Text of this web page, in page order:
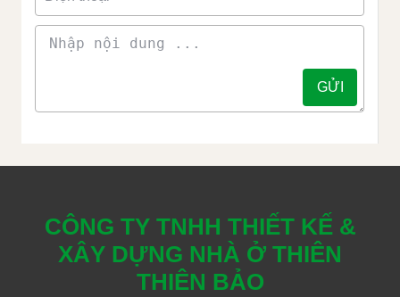
CÔNG TY TNHH THIẾT KẾ &
XÂY DỰNG NHÀ Ở THIÊN
THIÊN BẢO